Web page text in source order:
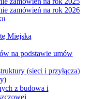
zamówień na rok 2026
Miejską
na podstawie umów
(sieci i przyłącza)
z budowa i